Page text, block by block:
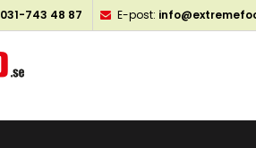
031-743 48 87 E-post: